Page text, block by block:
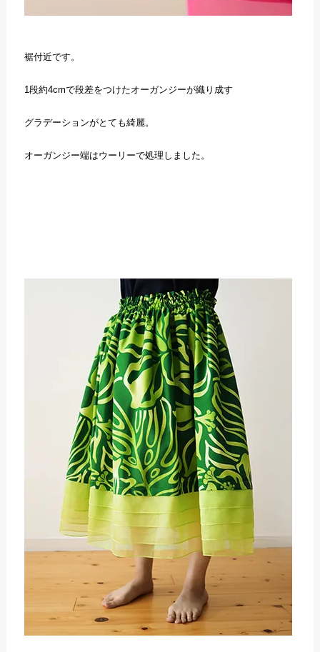
裾付近です。
1段約4cmで段差をつけたオーガンジーが織り成す
グラデーションがとても綺麗。
オーガンジー端はウーリーで処理しました。